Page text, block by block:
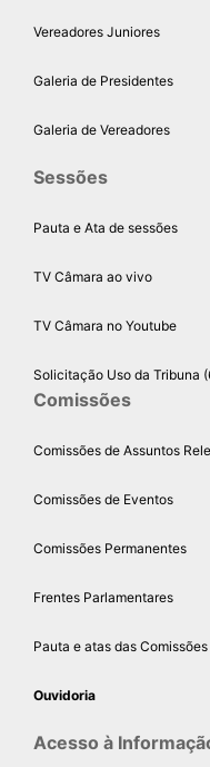
Vereadores Juniores
Galeria de Presidentes
Galeria de Vereadores
Sessões
Pauta e Ata de sessões
TV Câmara ao vivo
TV Câmara no Youtube
Solicitação Uso da Tribuna
Comissões
Comissões de Assuntos
Comissões de Eventos
Comissões Permanentes
Frentes Parlamentares
Pauta e atas das Comissões
Ouvidoria
Acesso à